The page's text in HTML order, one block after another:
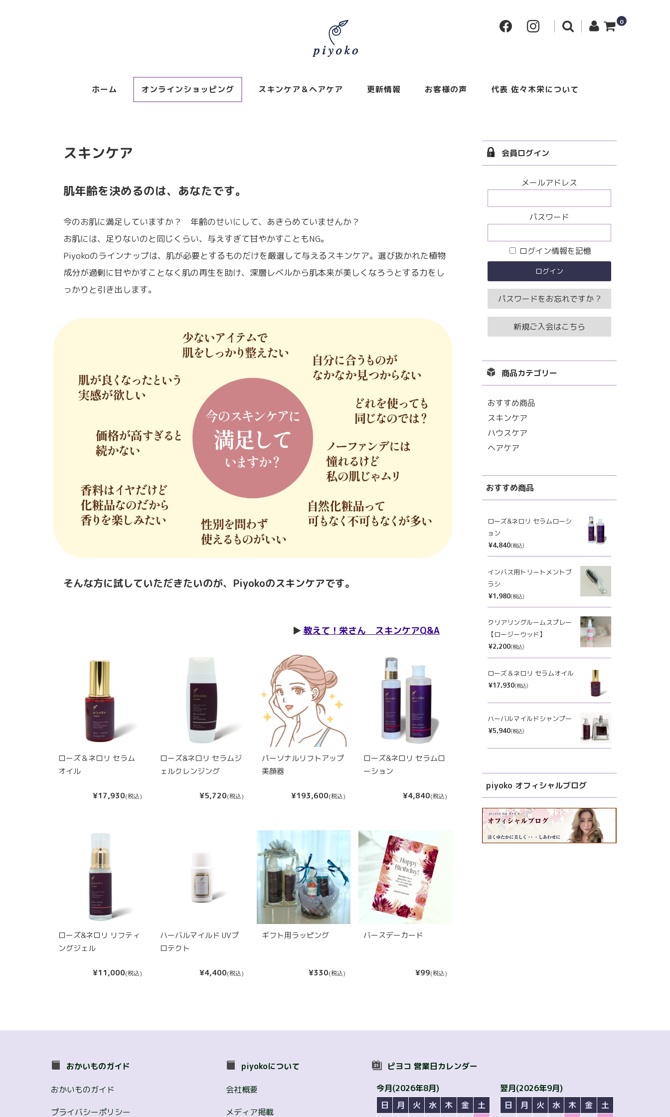
0
ホーム オンラインショッピング スキンケア＆ヘアケア 更新情報 お客様の声 代表 佐々木栄について
スキンケア
肌年齢を決めるのは、あなたです。
今のお肌に満足していますか？ 年齢のせいにして、あきらめていませんか？
お肌には、足りないのと同じくらい、与えすぎて甘やかすこともNG。
Piyokoのラインナップは、肌が必要とするものだけを厳選して与えるスキンケア。選び抜かれた植物
成分が過剰に甘やかすことなく肌の再生を助け、深層レベルから肌本来が美しくなろうとする力をし
っかりと引き出します。
そんな方に試していただきたいのが、Piyokoのスキンケアです。
教えて！栄さん スキンケアQ&A
ローズ＆ネロリ セラム
オイル
¥17,930(税込)
ローズ&ネロリ セラムジ
ェルクレンジング
¥5,720(税込)
パーソナルリフトアップ
美顔器
¥193,600(税込)
ローズ&ネロリ セラムロ
ーション
¥4,840(税込)
ローズ&ネロリ リフティ
ングジェル
¥11,000(税込)
ハーバルマイルド UVプ
ロテクト
¥4,400(税込)
ギフト用ラッピング
¥330(税込)
バースデーカード
¥99(税込)
会員ログイン
メールアドレス
パスワード
ログイン情報を記憶
パスワードをお忘れですか ?
新規ご入会はこちら
商品カテゴリー
おすすめ商品
スキンケア
ハウスケア
ヘアケア
おすすめ商品
ローズ&ネロリ セラムローシ
ョン
¥4,840(税込)
インバス用トリートメントブ
ラシ
¥1,980(税込)
クリアリングルームスプレー
【ロージーウッド】
¥2,200(税込)
ローズ＆ネロリ セラムオイル
¥17,930(税込)
ハーバルマイルドシャンプー
¥5,940(税込)
piyoko オフィシャルブログ
おかいものガイド
おかいものガイド
プライバシーポリシー
piyokoについて
会社概要
メディア掲載
ピヨコ 営業日カレンダー
今月(2026年8月)
日
月 火 水 木 金
土
翌月(2026年9月)
日
月 火 水 木 金
土